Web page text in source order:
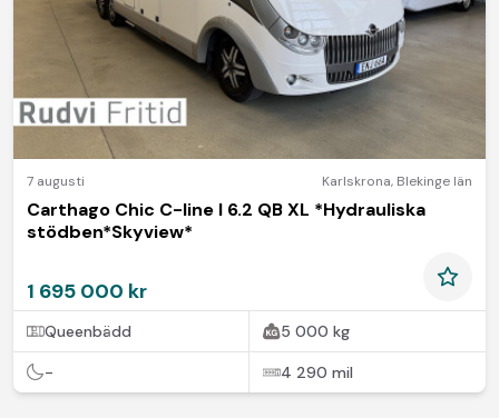
7 augusti Karlskrona, Blekinge län
Carthago Chic C-line I 6.2 QB XL *Hydrauliska
stödben*Skyview*
1 695 000 kr
Queenbädd 5 000 kg
- 4 290 mil